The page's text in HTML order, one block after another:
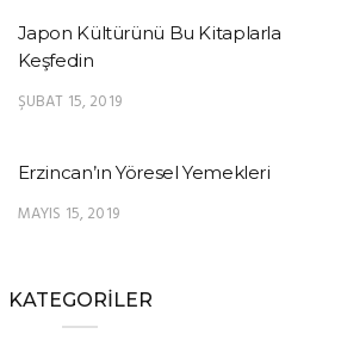
Japon Kültürünü Bu Kitaplarla
Keşfedin
ŞUBAT 15, 2019
Erzincan’ın Yöresel Yemekleri
MAYIS 15, 2019
KATEGORİLER